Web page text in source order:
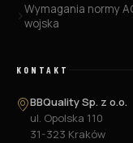
Wymagania normy
wojska
KONTAKT
BBQuality Sp. z o.o.
ul. Opolska 110
31-323 Kraków